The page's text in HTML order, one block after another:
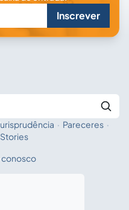
Inscrever
a IA
· Pareceres ·
Stories
conosco